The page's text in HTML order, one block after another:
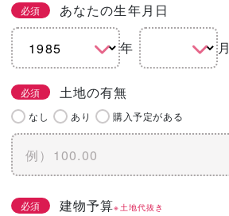
必須 あなたの生年月日
年 月
必須 土地の有無
なし あり 購入予定がある
必須 建物予算※土地代抜き